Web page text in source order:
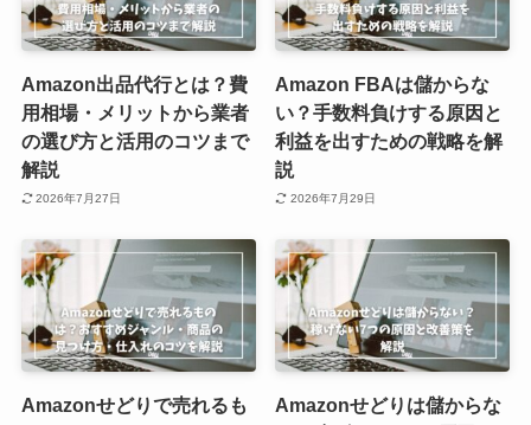
Amazon出品代行とは？費
用相場・メリットから業者
の選び方と活用のコツまで
解説
2026年7月27日
Amazon FBAは儲からな
い？手数料負けする原因と
利益を出すための戦略を解
説
2026年7月29日
Amazonせどりで売れるも
Amazonせどりは儲からな